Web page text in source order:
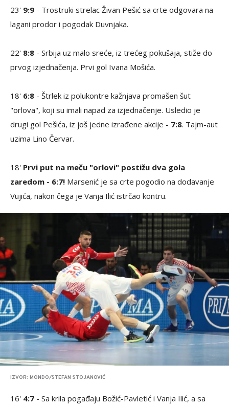
23' 9:9 - Trostruki strelac Živan Pešić sa crte odgovara na
lagani prodor i pogodak Duvnjaka.
22' 8:8 - Srbija uz malo sreće, iz trećeg pokušaja, stiže do
prvog izjednačenja. Prvi gol Ivana Mošića.
18' 6:8 - Štrlek iz polukontre kažnjava promašen šut
"orlova", koji su imali napad za izjednačenje. Usledio je
drugi gol Pešića, iz još jedne izrađene akcije - 7:8. Tajm-aut
uzima Lino Červar.
18' Prvi put na meču "orlovi" postižu dva gola
zaredom - 6:7! Marsenić je sa crte pogodio na dodavanje
Vujića, nakon čega je Vanja Ilić istrčao kontru.
IZVOR: MONDO/STEFAN STOJANOVIĆ
16' 4:7 - Sa krila pogađaju Božić-Pavletić i Vanja Ilić, a sa